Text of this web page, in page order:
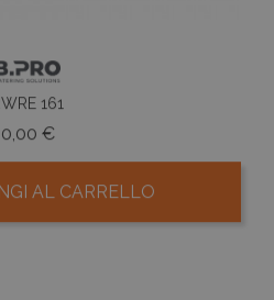
161
0,00 €Prezzo
AL CARRELLO